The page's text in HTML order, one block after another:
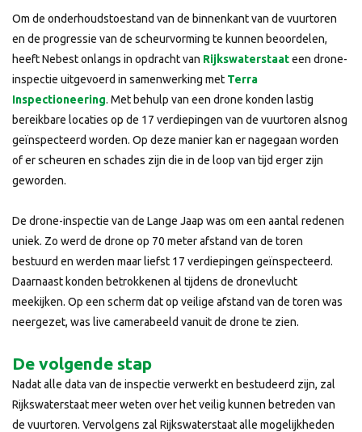
Om de onderhoudstoestand van de binnenkant van de vuurtoren
en de progressie van de scheurvorming te kunnen beoordelen,
heeft Nebest onlangs in opdracht van Rijkswaterstaateen drone-
inspectie uitgevoerd in samenwerking met Terra
Inspectioneering. Met behulp van een drone konden lastig
bereikbare locaties op de 17 verdiepingen van de vuurtoren alsnog
geïnspecteerd worden. Op deze manier kan er nagegaan worden
of er scheuren en schades zijn die in de loop van tijd erger zijn
geworden.
De drone-inspectie van de Lange Jaap was om een aantal redenen
uniek. Zo werd de drone op 70 meter afstand van de toren
bestuurd en werden maar liefst 17 verdiepingen geïnspecteerd.
Daarnaast konden betrokkenen al tijdens de dronevlucht
meekijken. Op een scherm dat op veilige afstand van de toren was
neergezet, was live camerabeeld vanuit de drone te zien.
De volgende stap
Nadat alle data van de inspectie verwerkt en bestudeerd zijn, zal
Rijkswaterstaat meer weten over het veilig kunnen betreden van
de vuurtoren. Vervolgens zal Rijkswaterstaat alle mogelijkheden